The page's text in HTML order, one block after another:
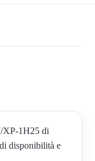
XP-1H25 di
disponibilità e